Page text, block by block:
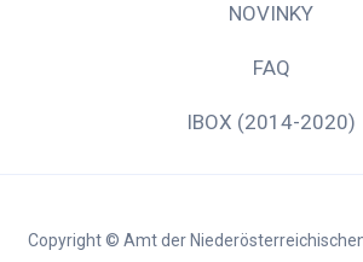
NOVINKY
FAQ
IBOX (2014-2020)
Copyright © Amt der